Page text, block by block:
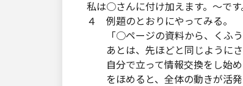
私は○さんに付け加えます。～です
４ 例題のとおりにやってみる。
「○ページの資料から、くふう
あとは、先ほどと同じようにさ
自分で立って情報交換をし始め
をほめると、全体の動きが活発